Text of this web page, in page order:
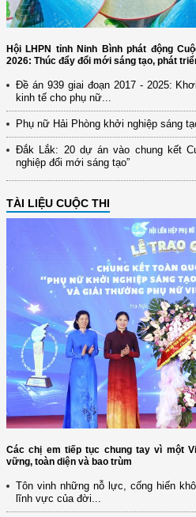
Hội LHPN tỉnh Ninh Bình phát động
2026: Thúc đẩy đổi mới sáng tạo, phát
Đề án 939 giai đoạn 2017 - 2025:
kinh tế cho phụ nữ...
Phụ nữ Hải Phòng khởi nghiệp sáng
Đắk Lắk: 20 dự án vào chung kết
nghiệp đổi mới sáng tạo”
TÀI LIỆU CUỘC THI
Các chị em tiếp tục chung tay vì một
vững, toàn diện và bao trùm
Tôn vinh những nỗ lực, cống hiến
lĩnh vực của đời...